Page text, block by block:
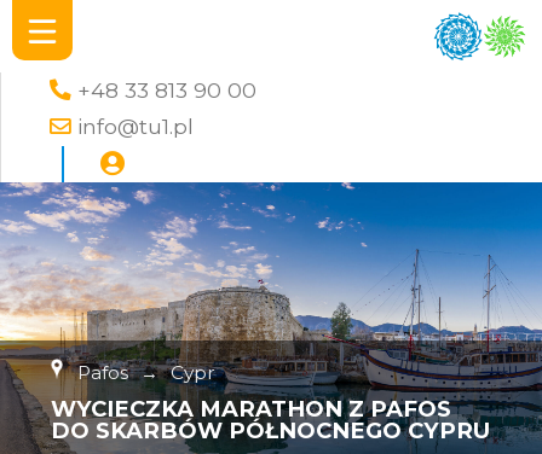
+48 33 813 90 00
info@tu1.pl
Pafos → Cypr
WYCIECZKA MARATHON Z PAFOS
DO SKARBÓW PÓŁNOCNEGO CYPRU